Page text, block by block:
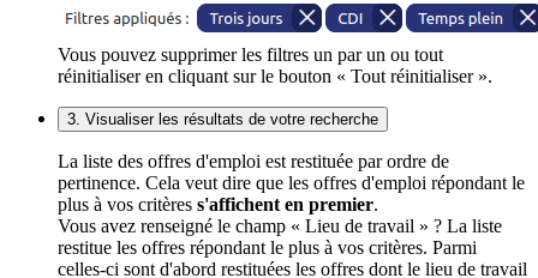
Vous pouvez supprimer les filtres un par un ou tout
réinitialiser en cliquant sur le bouton « Tout réinitialiser ».
3. Visualiser les résultats de votre recherche
La liste des offres d'emploi est restituée par ordre de
pertinence. Cela veut dire que les offres d'emploi répondant le
plus à vos critères s'affichent en premier.
Vous avez renseigné le champ « Lieu de travail » ? La liste
restitue les offres répondant le plus à vos critères. Parmi
celles-ci sont d'abord restituées les offres dont le lieu de travail